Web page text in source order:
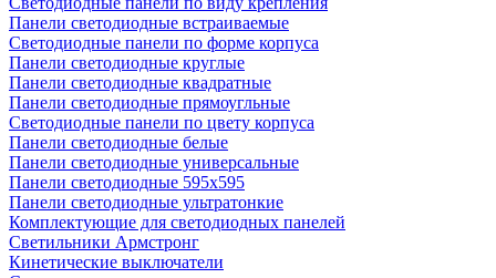
Панели светодиодные встраиваемые
Светодиодные панели по форме корпуса
Панели светодиодные круглые
Панели светодиодные квадратные
Панели светодиодные прямоугльные
Светодиодные панели по цвету корпуса
Панели светодиодные белые
Панели светодиодные универсальные
Панели светодиодные 595х595
Панели светодиодные ультратонкие
Комплектующие для светодиодных панелей
Светильники Армстронг
Кинетические выключатели